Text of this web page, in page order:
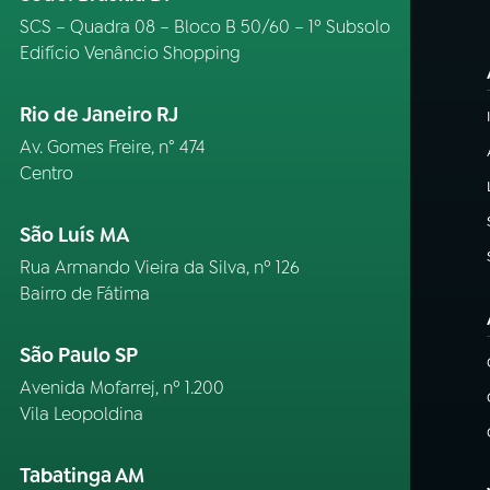
SCS – Quadra 08 – Bloco B 50/60 – 1º Subsolo
Edifício Venâncio Shopping
Rio de Janeiro RJ
Av. Gomes Freire, n° 474
Centro
São Luís MA
Rua Armando Vieira da Silva, nº 126
Bairro de Fátima
São Paulo SP
Avenida Mofarrej, nº 1.200
Vila Leopoldina
Tabatinga AM